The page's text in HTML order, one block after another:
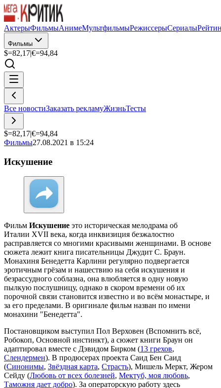
АктерыФильмыАнимеМультфильмыРежиссерыСериалы
Фильмы
$=82,17|€=94,84
Все новостиЗаказать рекламуЖизньТесты
$=82,17|€=94,84
Фильмы27.08.2021 в 15:24
Искушение
Фильм Искушение это историческая мелодрама об
Италии XVII века, когда инквизиция безжалостно
расправляется со многими красивыми женщинами. В основе
сюжета лежит книга писательницы Джудит С. Браун.
Монахиня Бенедетта Карлини регулярно подвергается
эротичным грёзам и нашествию на себя искушения и
безрассудного соблазна, она влюбляется в одну новую
пылкую послушницу, однако в скором времени об их
порочной связи становится известно и во всём монастыре, и
за его пределами. В оригинале фильм назван по имени
монахини "Бенедетта".
Постановщиком выступил Пол Верховен (Вспомнить всё,
Робокоп, Основной инстинкт), а сюжет книги Браун он
адаптировал вместе с Дэвидом Бирком (13 грехов,
Слендермен). В продюсерах проекта Саид Бен Саид
(Синонимы, Звёздная карта, Страсть), Мишель Меркт, Жером
Сейду (Любовь от всех болезней, Мектуб, моя любовь,
Таможня дает добро). За операторскую работу здесь